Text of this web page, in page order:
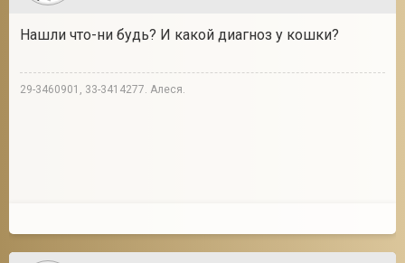
Нашли что-ни будь? И какой диагноз у кошки?
29-3460901, 33-3414277. Алеся.